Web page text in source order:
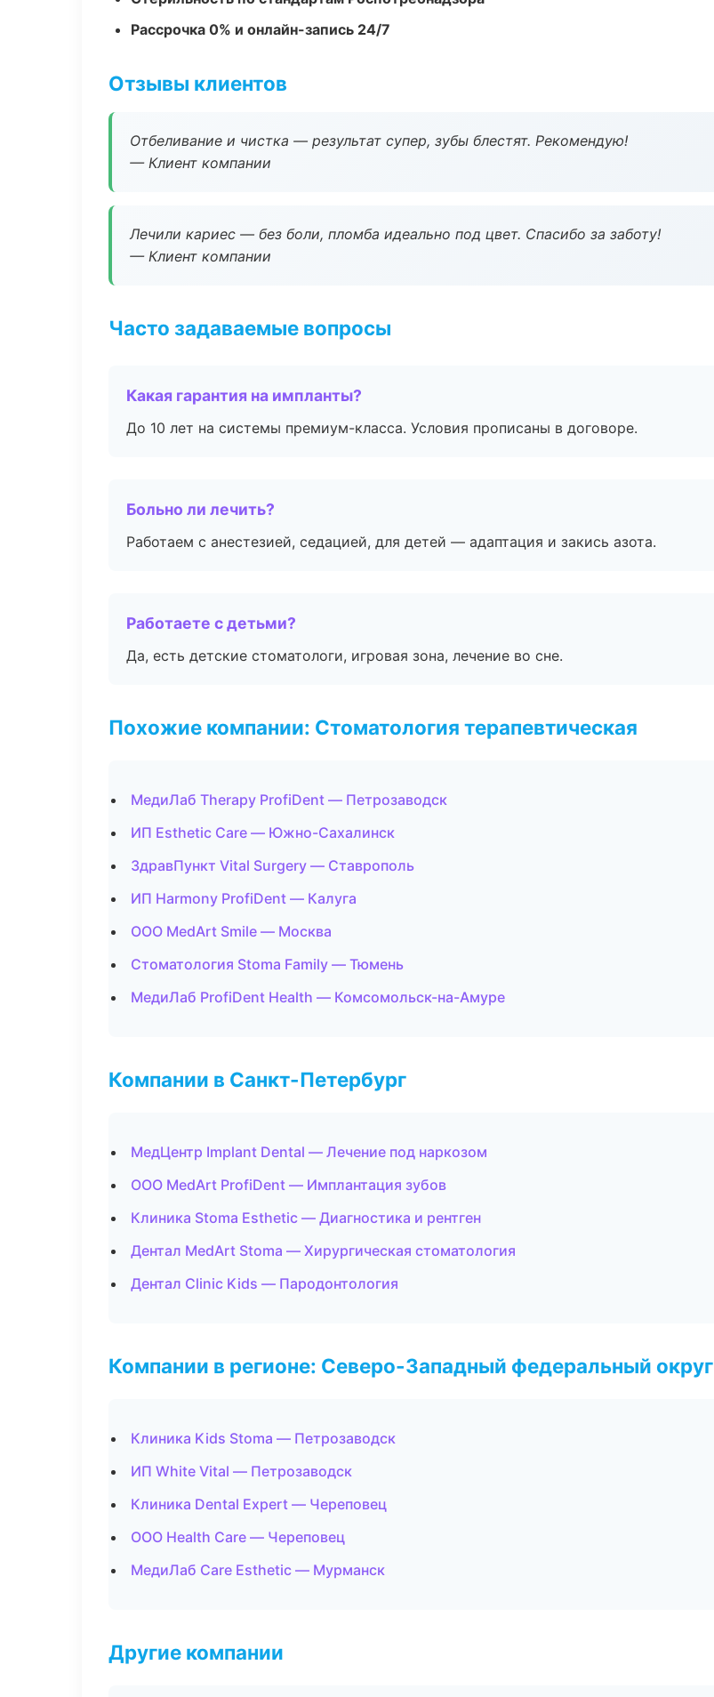
Рассрочка 0% и онлайн-запись 24/7
Отзывы клиентов
Отбеливание и чистка — результат супер, зубы блестят. Рекомендую!
— Клиент компании
Лечили кариес — без боли, пломба идеально под цвет. Спасибо за заботу!
— Клиент компании
Часто задаваемые вопросы
Какая гарантия на импланты?
До 10 лет на системы премиум-класса. Условия прописаны в договоре.
Больно ли лечить?
Работаем с анестезией, седацией, для детей — адаптация и закись азота.
Работаете с детьми?
Да, есть детские стоматологи, игровая зона, лечение во сне.
Похожие компании: Стоматология терапевтическая
МедиЛаб Therapy ProfiDent — Петрозаводск
ИП Esthetic Care — Южно-Сахалинск
ЗдравПункт Vital Surgery — Ставрополь
ИП Harmony ProfiDent — Калуга
ООО MedArt Smile — Москва
Стоматология Stoma Family — Тюмень
МедиЛаб ProfiDent Health — Комсомольск-на-Амуре
Компании в Санкт-Петербург
МедЦентр Implant Dental — Лечение под наркозом
ООО MedArt ProfiDent — Имплантация зубов
Клиника Stoma Esthetic — Диагностика и рентген
Дентал MedArt Stoma — Хирургическая стоматология
Дентал Clinic Kids — Пародонтология
Компании в регионе: Северо-Западный федеральный округ
Клиника Kids Stoma — Петрозаводск
ИП White Vital — Петрозаводск
Клиника Dental Expert — Череповец
ООО Health Care — Череповец
МедиЛаб Care Esthetic — Мурманск
Другие компании